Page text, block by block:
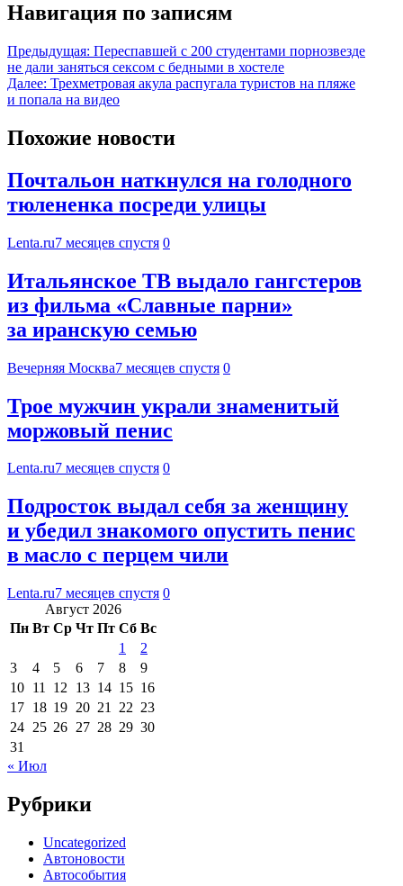
Навигация по записям
Предыдущая: Переспавшей с 200 студентами порнозвезде
не дали заняться сексом с бедными в хостеле
Далее: Трехметровая акула распугала туристов на пляже
и попала на видео
Похожие новости
Почтальон наткнулся на голодного
тюлененка посреди улицы
Lenta.ru7 месяцев спустя 0
Итальянское ТВ выдало гангстеров
из фильма «Славные парни»
за иранскую семью
Вечерняя Москва7 месяцев спустя 0
Трое мужчин украли знаменитый
моржовый пенис
Lenta.ru7 месяцев спустя 0
Подросток выдал себя за женщину
и убедил знакомого опустить пенис
в масло с перцем чили
Lenta.ru7 месяцев спустя 0
Август 2026
Пн Вт Ср Чт Пт Сб Вс
1
2
3
4 5 6 7 8
9
10 11 12 13 14 15 16
17 18 19 20 21 22 23
24 25 26 27 28 29 30
31
« Июл
Рубрики
Uncategorized
Автоновости
Автособытия